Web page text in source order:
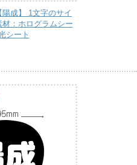
成】 1文字のサイ
：ホログラムシー
シート